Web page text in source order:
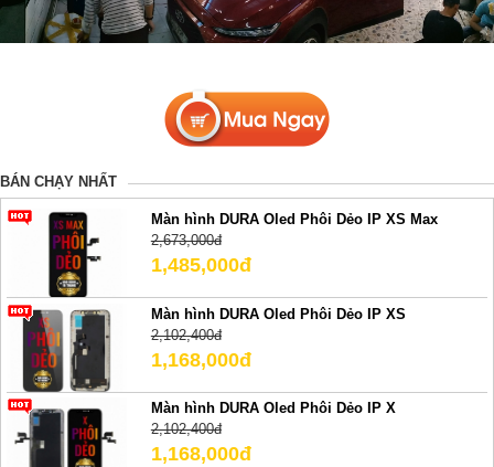
BÁN CHẠY NHẤT
Màn hình DURA Oled Phôi Dẻo IP XS Max
2,673,000đ
1,485,000đ
Màn hình DURA Oled Phôi Dẻo IP XS
2,102,400đ
1,168,000đ
Màn hình DURA Oled Phôi Dẻo IP X
2,102,400đ
1,168,000đ